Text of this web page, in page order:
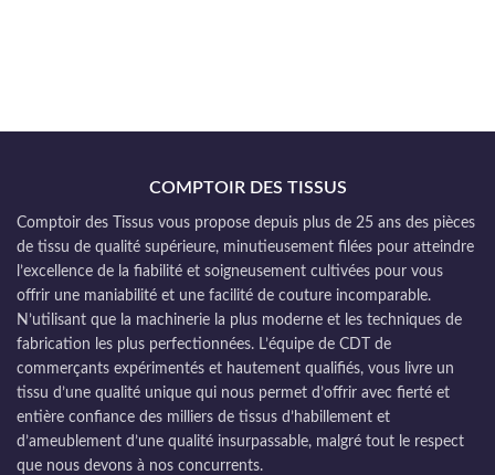
COMPTOIR DES TISSUS
Comptoir des Tissus vous propose depuis plus de 25 ans des pièces
de tissu de qualité supérieure, minutieusement filées pour atteindre
l’excellence de la fiabilité et soigneusement cultivées pour vous
offrir une maniabilité et une facilité de couture incomparable.
N’utilisant que la machinerie la plus moderne et les techniques de
fabrication les plus perfectionnées. L’équipe de CDT de
commerçants expérimentés et hautement qualifiés, vous livre un
tissu d’une qualité unique qui nous permet d’offrir avec fierté et
entière confiance des milliers de tissus d’habillement et
d’ameublement d’une qualité insurpassable, malgré tout le respect
que nous devons à nos concurrents.